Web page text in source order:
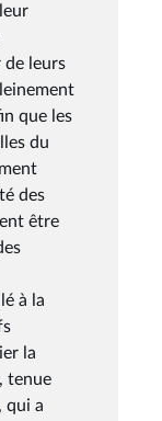
de leurs
que les
du
des
être
à la
la
tenue
qui a